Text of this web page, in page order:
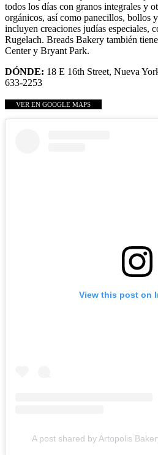
todos los días con granos integrales y
orgánicos, así como panecillos, bollos
incluyen creaciones judías especiales,
Rugelach. Breads Bakery también
Center y Bryant Park.
DÓNDE: 18 E 16th Street, Nueva
633-2253
VER EN GOOGLE MAPS
View this post on
A post shared by Artopolis